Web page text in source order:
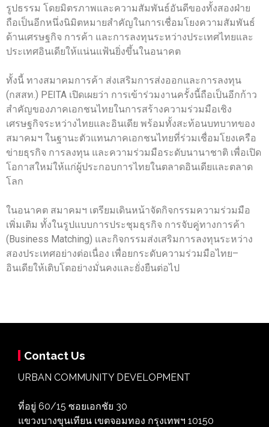
รูปธรรม โดยมิตรภาพและความสัมพันธ์อันดีของทั้งสองฝ่าย
ถือเป็นอีกหนึ่งนิมิตหมายสำคัญในการเชื่อมโยงความสัมพันธ์
ด้านเศรษฐกิจ การค้า และการลงทุนระหว่างประเทศไทยและ
ประเทศอินเดียให้แน่นแฟ้นยิ่งขึ้นในอนาคต
ทั้งนี้ ทางสมาคมการค้า ส่งเสริมการส่งออกและการลงทุน
(กสสท.) PEITA เปิดเผยว่า การเข้าร่วมงานครั้งนี้ถือเป็นอีกก้าว
สำคัญของภาคเอกชนไทยในการสร้างความร่วมมือเชิง
เศรษฐกิจระหว่างไทยและอินเดีย พร้อมทั้งสะท้อนบทบาทของ
สมาคมฯ ในฐานะตัวแทนภาคเอกชนไทยที่ร่วมเชื่อมโยงเครือ
ข่ายธุรกิจ การลงทุน และความร่วมมือระดับนานาชาติ เพื่อเปิด
โอกาสใหม่ให้แก่ผู้ประกอบการไทยในตลาดอินเดียและตลาด
โลก
ในอนาคต สมาคมฯ เตรียมเดินหน้าจัดกิจกรรมความร่วมมือ
เพิ่มเติม ทั้งในรูปแบบการประชุมธุรกิจ การจับคู่ทางการค้า
(Business Matching) และกิจกรรมส่งเสริมการลงทุนระหว่าง
สองประเทศอย่างต่อเนื่อง เพื่อยกระดับความร่วมมือไทย–
อินเดียให้เติบโตอย่างมั่นคงและยั่งยืนต่อไป
Contact Us
URBAN COMMUNITY DEVELOPMENT
ที่อยู่ 60/15 ซอยเอกชัย 30
แขวงบางขุนเทียน เขตจอมทอง กรุงเทพฯ 10150